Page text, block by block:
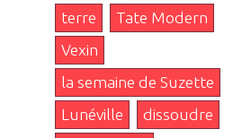
terre
Tate Modern
Vexin
la semaine de Suzette
Lunéville
dissoudre